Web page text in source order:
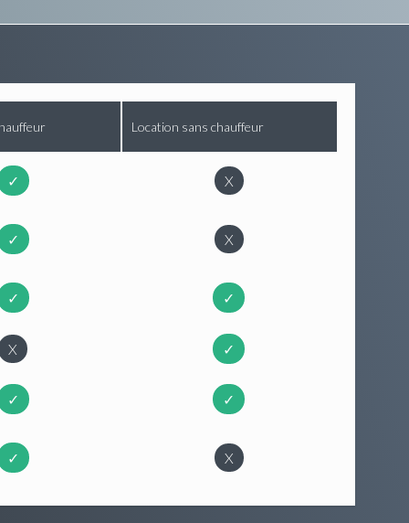
Location sans chauffeur
✓ X
✓ X
✓ ✓
X ✓
✓ ✓
✓ X